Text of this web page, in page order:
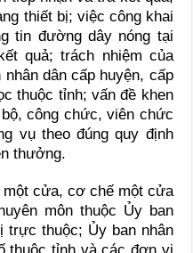
thiết bị; việc công khai
tin đường dây nóng tại
quả; trách nhiệm của
dân cấp huyện, cấp
thuộc tỉnh; vấn đề khen
công chức, viên chức
vụ theo đúng quy định
thưởng.
cửa, cơ chế một cửa
môn thuộc Ủy ban
trực thuộc; Ủy ban nhân